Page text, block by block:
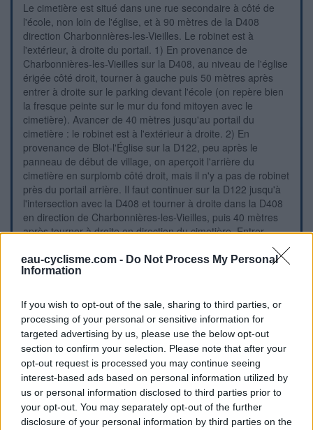
eau-cyclisme.com - Do Not Process My Personal
Information
If you wish to opt-out of the sale, sharing to third parties, or
processing of your personal or sensitive information for
targeted advertising by us, please use the below opt-out
section to confirm your selection. Please note that after your
opt-out request is processed you may continue seeing
interest-based ads based on personal information utilized by
us or personal information disclosed to third parties prior to
your opt-out. You may separately opt-out of the further
disclosure of your personal information by third parties on the
Le cimetière est situé dans une rue secondaire à côté de
l'école, non loin de l'église, et à 90 mètres de la D408
direction Charbonnières-les-Vieilles. Le robinet est à
l'extérieur, à droite du portail. 1) En provenance de
Charbonnières-les-Vieilles sur la D408, au niveau de l'église
érigée côté droit, tourner à gauche puis 50 mètres après
entrer à droite sur le parking devant l'école (on repère bien
la fresque peinte sur le mur du fond mitoyen avec le
cimetière). Avancer de 40 mètres jusqu'au portail du
cimetière : le robinet est à l'extérieur à droite. 2) En
provenance de Blot-l'Église sur la D122, peu après le
panneau de début de village, on aperçoit l'arrière du
cimetière en surplomb côté droit, mais il n'y a pas de robinet
près du portail arrière. Il faut continuer sur la D122 jusqu'à
l'intersection avec la D408 et tourner à droite dans la D408
en direction de Charbonnières-les-Vieilles, puis 40 mètres
après tourner à droite en direction du cimetière. Entrer
ensuite à droite sur le parking devant l'école pour trouver au
fond de celui-ci le robinet à droite du portail du cimetière.
Repères visuels